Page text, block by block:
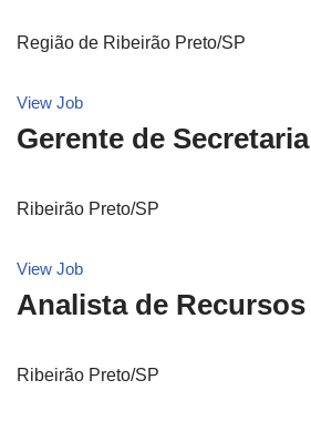
Região de Ribeirão Preto/SP
View Job
Gerente de
Ribeirão Preto/SP
View Job
Analista de
Ribeirão Preto/SP